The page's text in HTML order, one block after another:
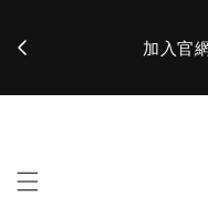
加入官